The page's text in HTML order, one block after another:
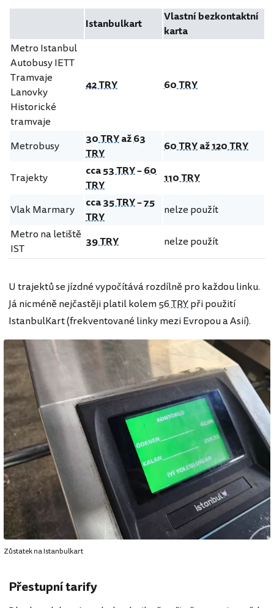
Istanbulkart
Vlastní bezkontaktní
karta
Metro Istanbul
Autobusy IETT
Tramvaje
Lanovky
Historické
tramvaje
42 TRY 60 TRY
Metrobusy 30 TRYaž63
TRY
60 TRYaž120 TRY
Trajekty cca53 TRY–60
TRY
110 TRY
Vlak Marmary cca35 TRY–75
TRY
nelze použít
Metro na letiště
IST
39 TRY nelze použít
U trajektů se jízdné vypočítává rozdílně pro každou linku.
Já nicméně nejčastěji platil kolem56 TRYpři použití
IstanbulKart (frekventované linky mezi Evropou a Asií).
Zůstatek na Istanbulkart
Přestupní tarify